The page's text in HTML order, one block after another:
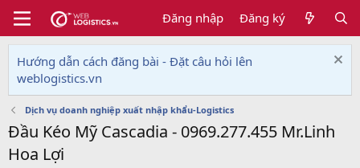
Đăng nhập Đăng ký
Hướng dẫn cách đăng bài - Đặt câu hỏi lên
weblogistics.vn
Dịch vụ doanh nghiệp xuất nhập khẩu-Logistics
Đầu Kéo Mỹ Cascadia - 0969.277.455 Mr.Linh
Hoa Lợi